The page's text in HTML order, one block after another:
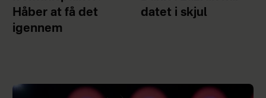
Håber at få det
igennem
datet i skjul